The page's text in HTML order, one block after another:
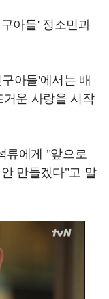
아들' 정소민과
아들'에서는 배
운 사랑을 시작
류에게 "앞으로
만들겠다"고 말